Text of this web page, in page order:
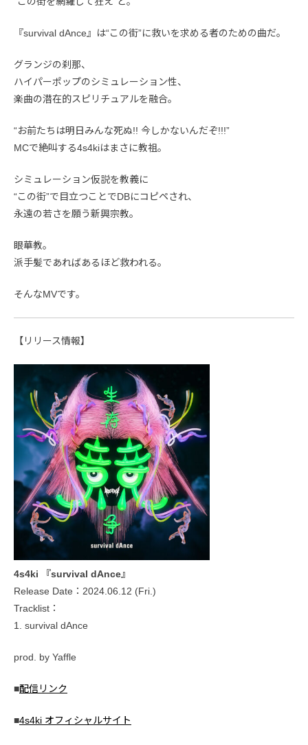
『survival dAnce』は“この街”に救いを求める者のための曲だ。
グランジの刹那、
ハイパーポップのシミュレーション性、
楽曲の潜在的スピリチュアルを融合。
“お前たちは明日みんな死ぬ!! 今しかないんだぞ!!!”
MCで絶叫する4s4kiはまさに教祖。
シミュレーション仮説を教義に
“この街”で目立つことでDBにコピペされ、
永遠の若さを願う新興宗教。
眼華教。
派手髪であればあるほど救われる。
そんなMVです。
【リリース情報】
4s4ki 『survival dAnce』
Release Date：2024.06.12 (Fri.)
Tracklist：
1. survival dAnce
prod. by Yaffle
■配信リンク
■4s4ki オフィシャルサイト